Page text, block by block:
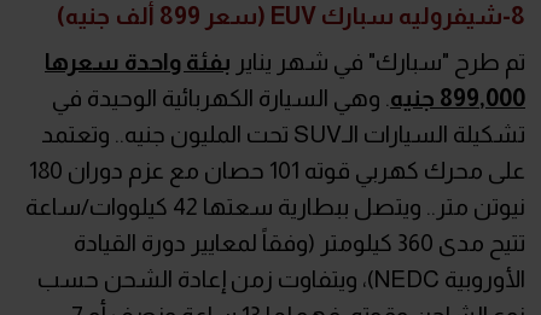
8-شيفروليه سبارك EUV (سعر 899 ألف جنيه)
تم طرح "سبارك" في شهر يناير بفئة واحدة سعرها
899,000 جنيه
. وهي السيارة الكهربائية الوحيدة في
تشكيلة السيارات الـSUV تحت المليون جنيه.. وتعتمد
على محرك كهربي قوته 101 حصان مع عزم دوران 180
نيوتن متر.. ويتصل ببطارية سعتها 42 كيلووات/ساعة
تتيح مدى 360 كيلومتر (وفقاً لمعايير دورة القيادة
الأوروبية NEDC)، ويتفاوت زمن إعادة الشحن حسب